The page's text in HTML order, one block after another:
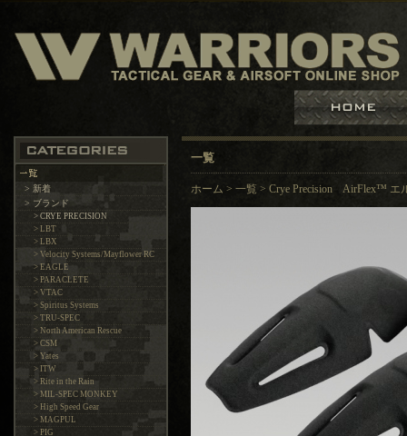
> 新着
> ブランド
> CRYE PRECISION
> LBT
> LBX
> Velocity Systems/Mayflower RC
> EAGLE
> PARACLETE
> VTAC
> Spiritus Systems
> TRU-SPEC
> North American Rescue
> CSM
> Yates
> ITW
> Rite in the Rain
> MIL-SPEC MONKEY
> High Speed Gear
> MAGPUL
> PIG
一覧
ホーム > 一覧 > Crye Precision AirFlex™ エ